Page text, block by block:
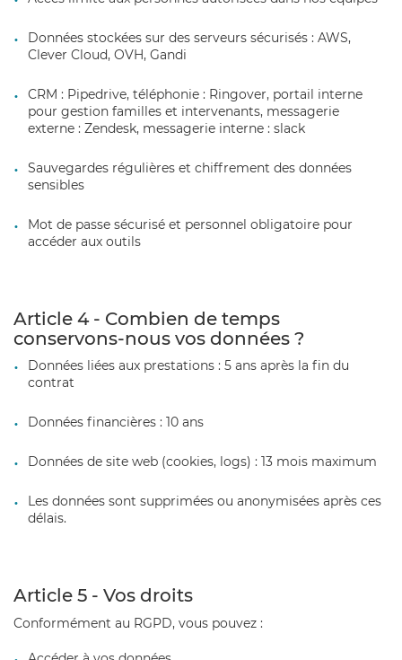
Données stockées sur des serveurs sécurisés : AWS,
Clever Cloud, OVH, Gandi
CRM : Pipedrive, téléphonie : Ringover, portail interne
pour gestion familles et intervenants, messagerie
externe : Zendesk, messagerie interne : slack
Sauvegardes régulières et chiffrement des données
sensibles
Mot de passe sécurisé et personnel obligatoire pour
accéder aux outils
Article 4 - Combien de temps
conservons-nous vos données ?
Données liées aux prestations : 5 ans après la fin du
contrat
Données financières : 10 ans
Données de site web (cookies, logs) : 13 mois maximum
Les données sont supprimées ou anonymisées après ces
délais.
Article 5 - Vos droits
Conformément au RGPD, vous pouvez :